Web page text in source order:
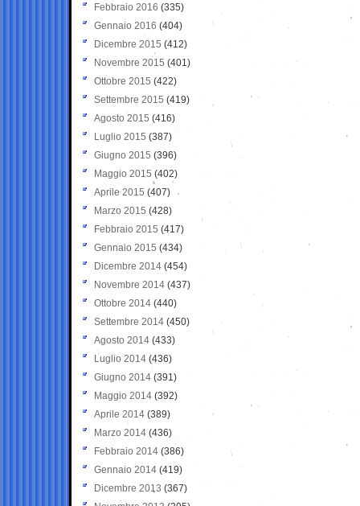
Febbraio 2016 (335)
Gennaio 2016 (404)
Dicembre 2015 (412)
Novembre 2015 (401)
Ottobre 2015 (422)
Settembre 2015 (419)
Agosto 2015 (416)
Luglio 2015 (387)
Giugno 2015 (396)
Maggio 2015 (402)
Aprile 2015 (407)
Marzo 2015 (428)
Febbraio 2015 (417)
Gennaio 2015 (434)
Dicembre 2014 (454)
Novembre 2014 (437)
Ottobre 2014 (440)
Settembre 2014 (450)
Agosto 2014 (433)
Luglio 2014 (436)
Giugno 2014 (391)
Maggio 2014 (392)
Aprile 2014 (389)
Marzo 2014 (436)
Febbraio 2014 (386)
Gennaio 2014 (419)
Dicembre 2013 (367)